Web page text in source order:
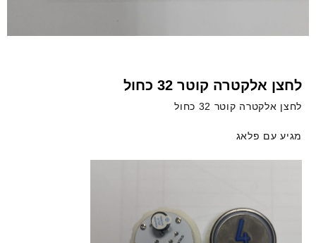
לחצן אלקטרה קוטר 32 כחול
לחצן אלקטרה קוטר 32 כחול
מגיע עם פלאג